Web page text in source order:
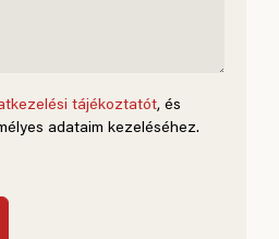
tájékoztatót, és
adataim kezeléséhez.